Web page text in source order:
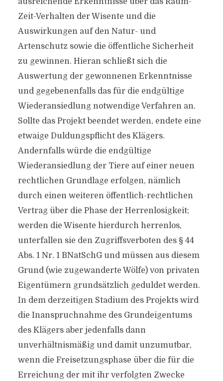
Zeit-Verhalten der Wisente und die
Auswirkungen auf den Natur- und
Artenschutz sowie die öffentliche Sicherheit
zu gewinnen. Hieran schließt sich die
Auswertung der gewonnenen Erkenntnisse
und gegebenenfalls das für die endgültige
Wiederansiedlung notwendige Verfahren an.
Sollte das Projekt beendet werden, endete eine
etwaige Duldungspflicht des Klägers.
Andernfalls würde die endgültige
Wiederansiedlung der Tiere auf einer neuen
rechtlichen Grundlage erfolgen, nämlich
durch einen weiteren öffentlich-rechtlichen
Vertrag über die Phase der Herrenlosigkeit;
werden die Wisente hierdurch herrenlos,
unterfallen sie den Zugriffsverboten des § 44
Abs. 1 Nr. 1 BNatSchG und müssen aus diesem
Grund (wie zugewanderte Wölfe) von privaten
Eigentümern grundsätzlich geduldet werden.
In dem derzeitigen Stadium des Projekts wird
die Inanspruchnahme des Grundeigentums
des Klägers aber jedenfalls dann
unverhältnismäßig und damit unzumutbar,
wenn die Freisetzungsphase über die für die
Erreichung der mit ihr verfolgten Zwecke